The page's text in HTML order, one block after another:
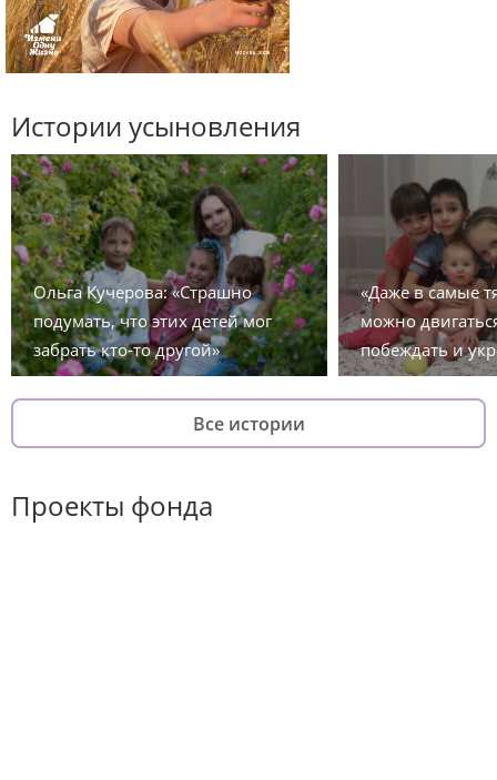
Истории усыновления
Ольга Кучерова: «Страшно
подумать, что этих детей мог
забрать кто-то другой»
«Даже в самые
можно
побеждать и
Все истории
Проекты фонда